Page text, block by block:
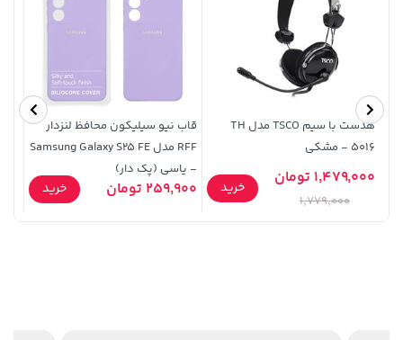
148,000 تومان
159,900
خرید 46,279,000 تومان خرید
هدست با سیم TSCO مدل TH
5016 - مشکی
1,479,000 تومان
1,779,000
خرید
قاب نیو سیلیکون محافظ لنزدار
RFF مدل Samsung Galaxy S25 FE
- یاسی (پک دار)
259,900 تومان خرید